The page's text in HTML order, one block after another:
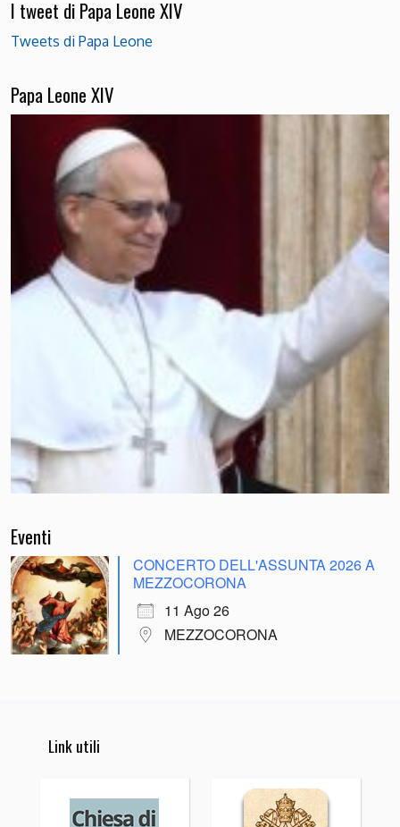
I tweet di Papa Leone XIV
Tweets di Papa Leone
Papa Leone XIV
Eventi
CONCERTO DELL'ASSUNTA 2026 A
MEZZOCORONA
11 Ago 26
MEZZOCORONA
Link utili